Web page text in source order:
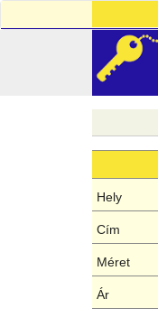
Hely
Cím
Méret
Ár